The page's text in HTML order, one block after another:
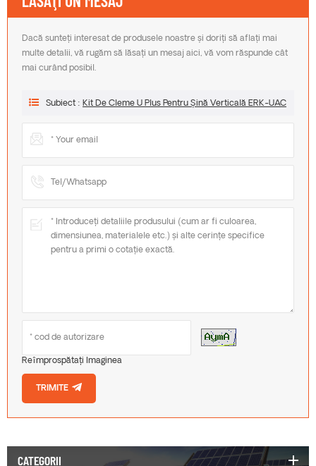
Dacă sunteți interesat de produsele noastre și doriți să aflați mai
multe detalii, vă rugăm să lăsați un mesaj aici, vă vom răspunde cât
mai curând posibil.
Subiect : Kit De Cleme U Plus Pentru Șină Verticală ERK-UAC
Reîmprospătați Imaginea
TRIMITE
CATEGORII